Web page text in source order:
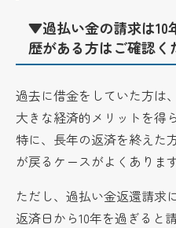
▼過払い金の請求は10
歴がある方はご確認く
過去に借金をしていた方は
大きな経済的メリットを得
特に、長年の返済を終えた
が戻るケースがよくあります
ただし、過払い金返還請求
返済日から10年を過ぎると